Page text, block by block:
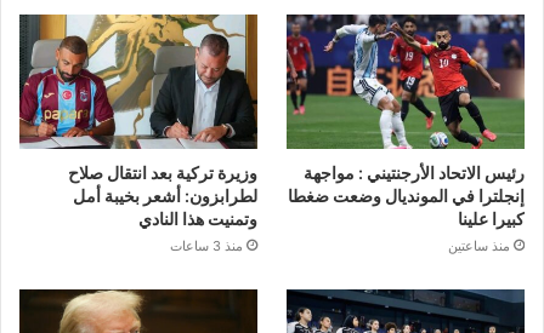
رئيس الاتحاد الأرجنتيني : مواجهة
إنجلترا في المونديال وضعت ضغطا
كبيرا علينا
منذ ساعتين
وزيرة تركية بعد انتقال صلاح
لطرابزون: أشعر بخيبة أمل
وتمنيت هذا النادي
منذ 3 ساعات